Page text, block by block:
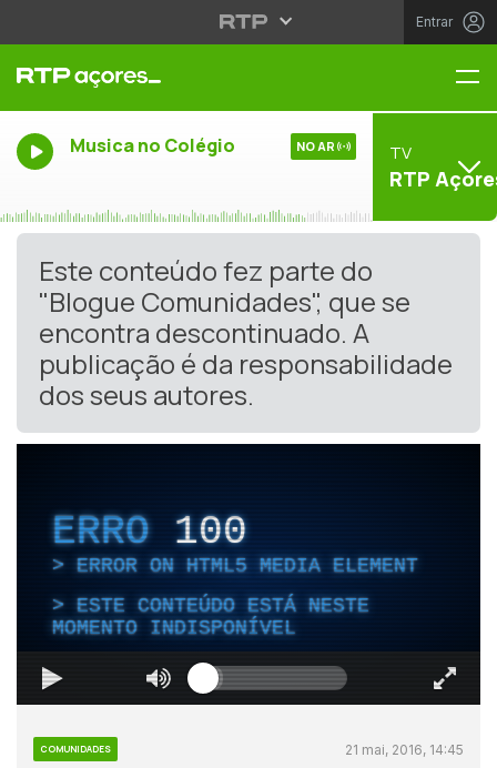
Entrar
Musica no Colégio NO AR TV
RTP
Este conteúdo fez parte do
"Blogue Comunidades", que se
encontra descontinuado. A
publicação é da responsabilidade
dos seus autores.
ERRO 100
ERROR ON HTML5 MEDIA ELEMENT
ESTE CONTEÚDO ESTÁ NESTE
MOMENTO INDISPONÍVEL
COMUNIDADES 21 mai, 2016, 14:45